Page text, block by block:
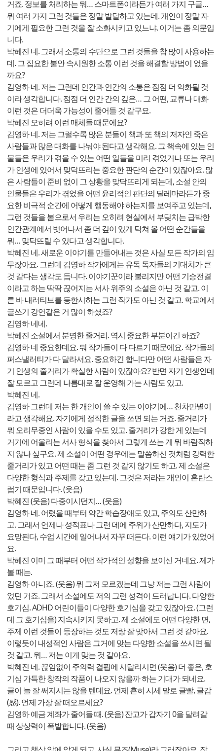
거죠. 정보를 처리하는 뭐… 스마트폰이라든가 여러 가지 구글…
뭐 여러 가지 그런 것들은 정말 발달하고 있는데. 개인이 정말 자
기에게 필요한 그런 것을 잘 소화시키고 있느냐. 이거는 좀 의문입
니다.
박혜진 네. 그래서 소통의 수단으로 그런 것들을 참 많이 사용하는
데. 그 집요한 불안 속시원한 소통 이런 것을 해결할 방법이 없을
까요?
김영하 네. 저는 그런데 인간과 인간의 소통은 점점 더 악화될 것
이라 생각합니다. 점점 더 인간 간의 깊은… 그 어떤, 교류나 대화
이런 것은 더더욱 가능성이 줄어들 것 같구요.
박혜진 오히려 이런 매체들 때문에요?
김영하 네. 저는 그럴수록 많은 분들이 책과 또 책의 저자인 죽은
사람들과 많은 대화를 나눠야 된다고 생각해요. 그 책속에 있는 인
물들은 우리가 겪을 수 있는 어떤 일들을 미리 겪었거나 또는 우리
가 인생에 있어서 맞닥뜨리는 중요한 판단의 순간이 있잖아요. 많
은 사람들이 준비 없이 그 상황을 맞닥뜨리게 되는데, 소설 안의
인물들은 우리가 겪었을 어떤 윤리적인 판단의 딜레마라든가 중
요한 비극적 순간에 어떻게 행동해야 하는지를 보여주고 있는데,
그런 것들을 봄으로서 우리는 오히려 현실에서 부딪치는 급박한
인간관계에서 벗어나서 좀 더 깊이 있게 닥쳐 올 어떤 순간들을
뭐… 맞닥뜨릴 수 있다고 생각합니다.
박혜진 네. 새로운 이야기를 만들어내는 것은 사실 모든 작가의 임
무잖아요. 그런데 김영하 작가에게는 유독 독자들의 기대치가 큰
것 같다는 생각도 듭니다. 이야기꾼이라 불리지만 어떤 기승전결
이라고 하는 딱딱 끊어지는 서사 위주의 소설은 아닌 것 같고. 이
른 바 내러티브를 등한시하는 그런 작가도 아닌 것 같고. 학교에서
글쓰기 강연같은 거 많이 하셨죠?
김영하 네네.
박혜진 소설에서 분명한 줄거리. 역시 중요한 부분이긴 하죠?
김영하 네 중요한데요. 뭐 작가들이 다 다르기 때문에요. 작가들의
퍼스낼러티가 다 달라서요. 중요하긴 합니다만 어떤 사람들은 자
기 인생의 줄거리가 확실한 사람이 있잖아요? 반면 자기 인생인데
잘 모르고 그런데 나름대로 잘 운영해 가는 사람도 있고.
박혜진 네.
김영하 그런데 저는 한 개인이 쓸 수 있는 이야기에… 천차만별이
라고 생각해요. 자기에게 정직한 글을 쓰면 되는 거죠. 줄거리가
뭐 오리무중인 사람이 있을 수도 있고. 줄거리가 강한 게 있는데
거기에 어울리는 서사 형식을 찾아서 그렇게 쓰는 게 뭐 바람직하
지 않나 싶구요. 제 소설이 어떤 경우에는 말씀하신 것처럼 강력한
줄거리가 있고 어떤 때는 좀 그런 것 같지 않기도 하고. 제 소설은
다양한 형식과 주제를 갖고 있는데. 그것은 저라는 개인이 혼란스
럽기 때문입니다. (웃음)
박혜진 (웃음) 다중이시던지… (웃음)
김영하 네. 어렸을 때부터 약간 학습장애도 있고, 주의도 산만하
고. 그래서 언제나 성적표나 그런 데에 주위가 산만하다, 지도가
요망된다, 수업 시간에 일어나서 자꾸 떠든다. 이런 얘기가 있었어
요.
박혜진 이미 그 때부터 어떤 작가적인 성향을 보이신 거네요. 제가
볼 때는.
김영하 아니죠. (웃음) 뭐 그저 모르겠는데 그냥 저는 그런 사람이
었던 거죠. 그래서 소설에도 저의 그런 성격이 드러납니다. 다양한
호기심. ADHD 어린이들이 다양한 호기심을 갖고 있잖아요. (그런
데 그 호기심을) 지속시키지 못하고. 제 소설에도 어떤 다양한 면,
주제 이런 것들이 등장하는 것도 저랑 잘 맞아서 그런 것 같아요.
이렇듯이 내성적인 사람은 그거에 맞는 다양한 소설을 쓰시면 될
것 같고. 뭐… 저는 이게 맞는 것 같아요.
박혜진 네. 끊임없이 주의력 결핍에 시달리시면 (웃음) 더 좋은, 호
기심 가득한 창작의 작품이 나오지 않을까 하는 기대가 되네요.
글이 늘 잘 써지시는 않을 텐데요. 언제 흔히 시세 말로 글빨, 글감
(感). 언제 가장 잘 떠오르세요?
김영하 예금 계좌가 줄어들 때. (웃음) 잔고가 갑자기 0을 달려갈
때 상상력이 폭발합니다. (웃음)